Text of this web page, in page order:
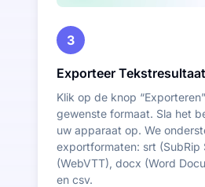
3
Exporteer Tekstresultaat
Klik op de knop
gewenste formaat. Sla het
uw apparaat op. We
exportformaten: srt (SubRip
(WebVTT), docx (Word
en csv.